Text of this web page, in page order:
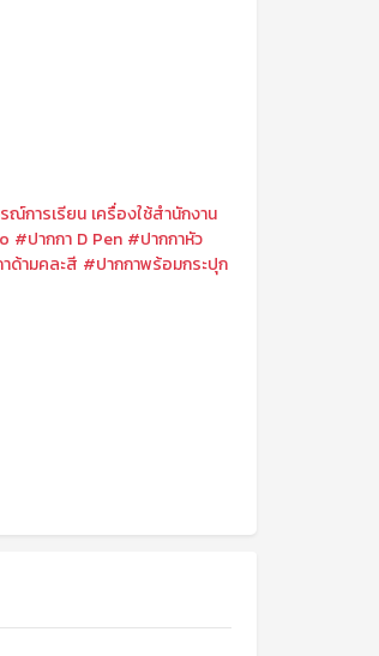
การเรียน เครื่องใช้สำนักงาน
#ปากกา D Pen #ปากกาหัว
ด้ามคละสี #ปากกาพร้อมกระปุก